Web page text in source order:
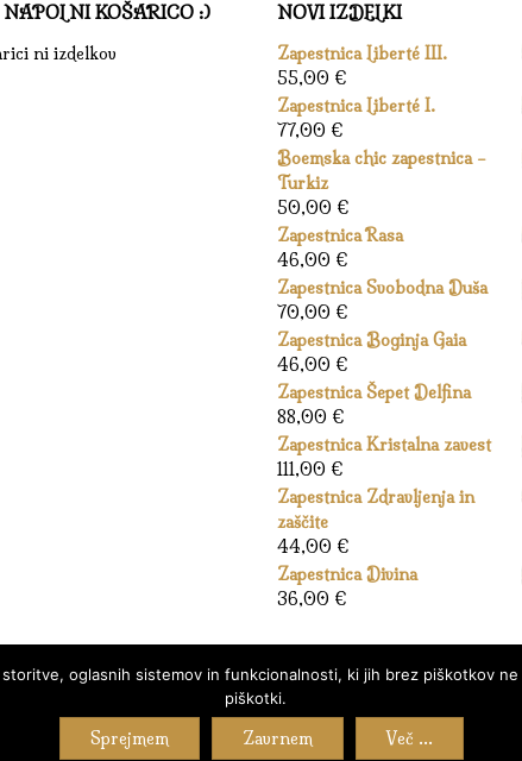
NAPOLNI KOŠARICO :)
ni izdelkov
NOVI IZDELKI
Zapestnica Liberté III.
55,00 €
Zapestnica Liberté I.
77,00 €
Boemska chic zapestnica –
Turkiz
50,00 €
Zapestnica Rasa
46,00 €
Zapestnica Svobodna Duša
70,00 €
Zapestnica Boginja Gaia
46,00 €
Zapestnica Šepet Delfina
88,00 €
Zapestnica Kristalna zavest
111,00 €
Zapestnica Zdravljenja in
zaščite
44,00 €
Zapestnica Divina
36,00 €
oglasnih sistemov in funkcionalnosti, ki jih brez piškotkov
piškotki.
Sprejmem Zavrnem Več ...